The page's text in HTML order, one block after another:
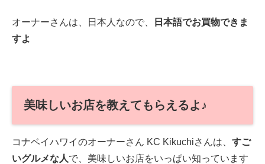
オーナーさんは、日本人なので、
日本語でお買物できま
すよ
美味しいお店を教えてもらえるよ♪
コナベイハワイのオーナーさん KC Kikuchiさんは、 すご
いグルメな人で、美味しいお店をいっぱい知っています